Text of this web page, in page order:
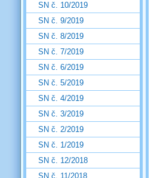
SN č. 10/2019
SN č. 9/2019
SN č. 8/2019
SN č. 7/2019
SN č. 6/2019
SN č. 5/2019
SN č. 4/2019
SN č. 3/2019
SN č. 2/2019
SN č. 1/2019
SN č. 12/2018
SN č. 11/2018